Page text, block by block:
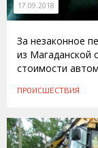
17.09.2018
За незаконное
из Магаданской
стоимости
ПРОИСШЕСТВИЯ